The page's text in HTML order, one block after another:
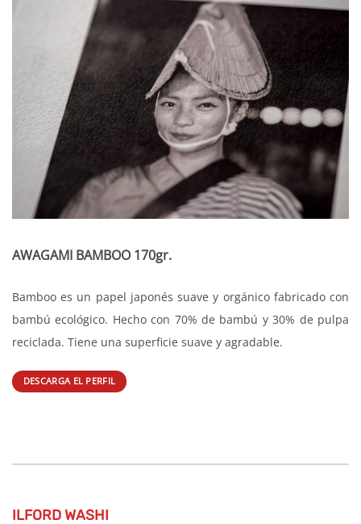
AWAGAMI BAMBOO 170gr.
Bamboo es un papel japonés suave y orgánico fabricado con
bambú ecológico. Hecho con 70% de bambú y 30% de pulpa
reciclada. Tiene una superficie suave y agradable.
DESCARGA EL PERFIL
ILFORD WASHI